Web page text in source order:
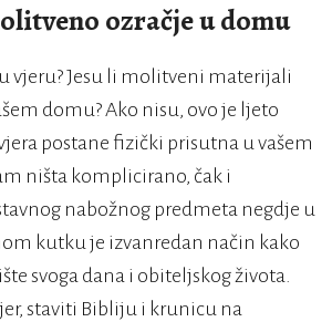
ozračje u domu
vjeru? Jesu li molitveni materijali
domu? Ako nisu, ovo je ljeto
postane fizički prisutna u vašem
ništa komplicirano, čak i
nabožnog predmeta negdje u
kutku je izvanredan način kako
svoga dana i obiteljskog života.
staviti Bibliju i krunicu na